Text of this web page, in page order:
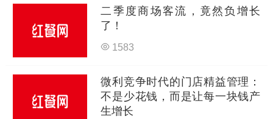
二季度商场客流，竟然负增长
了！
1583
微利竞争时代的门店精益管理：
不是少花钱，而是让每一块钱产
生增长